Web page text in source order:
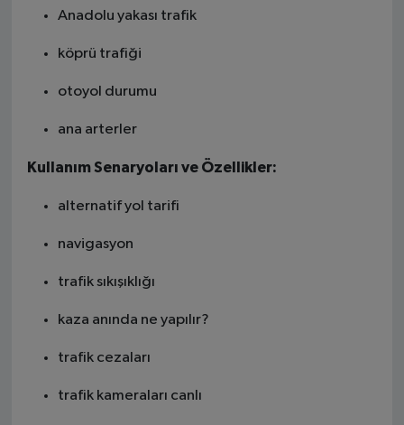
Anadolu yakası trafik
köprü trafiği
otoyol durumu
ana arterler
Kullanım Senaryoları ve Özellikler:
alternatif yol tarifi
navigasyon
trafik sıkışıklığı
kaza anında ne yapılır?
trafik cezaları
trafik kameraları canlı